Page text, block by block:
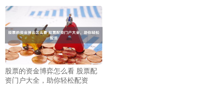
股票的资金博弈怎么看 股票配
资门户大全，助你轻松配资